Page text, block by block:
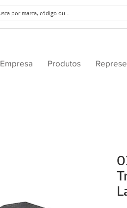
Empresa Produtos